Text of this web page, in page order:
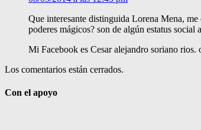
Que interesante distinguida Lorena Mena,
poderes mágicos? son de algún estatus
Mi Facebook es Cesar alejandro soriano
Los comentarios están cerrados.
Con el apoyo